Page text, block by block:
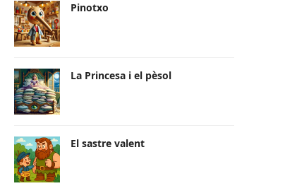
Pinotxo
La Princesa i el pèsol
El sastre valent